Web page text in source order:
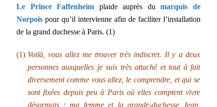
Le Prince Faffenheim plaide auprès dumarquis de
Norpois pour qu’il intervienne afin de faciliter l’installation
de la grand duchesse à Paris. (1)
(1) Voilà, vous allez me trouver très indiscret. Il y a deux
personnes auxquelles je suis très attaché et tout à fait
diversement comme vous allez, le comprendre, et qui se
sont fixées depuis peu à Paris où elles comptent vivre
désormais : ma femme et la grande-duchesse Jean.